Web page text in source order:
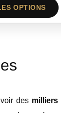
OPTIONS
des milliers